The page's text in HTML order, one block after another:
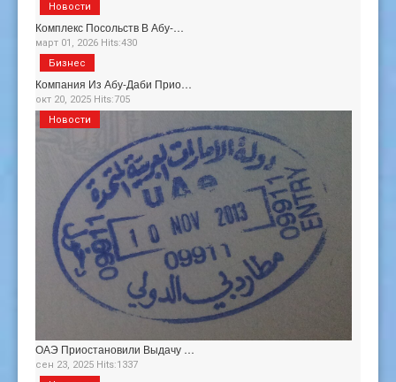
Комплекс Посольств В Абу-…
март 01, 2026 Hits:430
Новости
Компания Из Абу-Даби Прио…
окт 20, 2025 Hits:705
Бизнес
ОАЭ Приостановили Выдачу …
сен 23, 2025 Hits:1337
Новости